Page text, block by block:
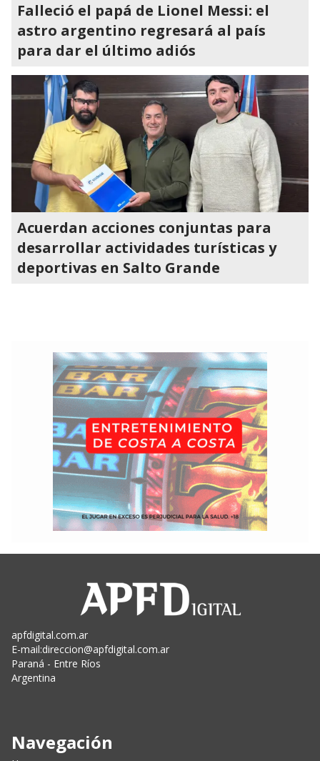
Falleció el papá de Lionel Messi: el
astro argentino regresará al país
para dar el último adiós
Acuerdan acciones conjuntas para
desarrollar actividades turísticas y
deportivas en Salto Grande
apfdigital.com.ar
E-mail:direccion@apfdigital.com.ar
Paraná - Entre Ríos
Argentina
Navegación